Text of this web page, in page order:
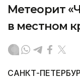
Метеорит
в местном
САНКТ-